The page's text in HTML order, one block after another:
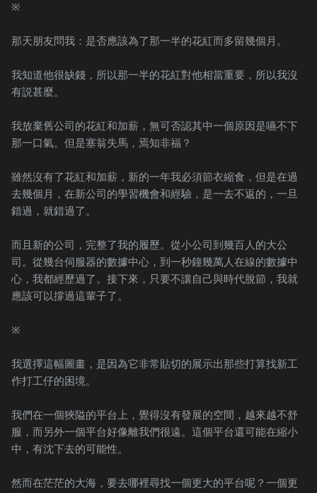
※
那天朋友問我：是否應該為了那一半的花紅而多留幾個月。
我知道他很缺錢，所以那一半的花紅對他相當重要，所以我沒
有説甚麼。
我放棄舊公司的花紅和加薪，無可否認其中一個原因是嚥不下
那一口氣。但是塞翁失馬，焉知非福？
雖然沒有了花紅和加薪，新的一年我必須節衣縮食，但是在過
去幾個月，在新公司的學習機會和經驗，是一去不返的，一旦
錯過，就錯過了。
而且新的公司，完整了我的履歷。從小公司到幾百人的大公
司。從幾台伺服器的數據中心，到一秒鐘幾萬人在線的數據中
心，我都經歷過了。接下來，只要不讓自己與時代脫節，我就
應該可以撐過這輩子了。
※
我選擇這幅圖畫，是因為它非常貼切的展示出那些打算找新工
作打工仔的困境。
我們在一個狹隘的平台上，覺得沒有發展的空間，越來越不舒
服，而另外一個平台好像離我們很遠。這個平台還可能在縮小
中，有沈下去的可能性。
然而在茫茫的大海，要去哪裡尋找一個更大的平台呢？一個更